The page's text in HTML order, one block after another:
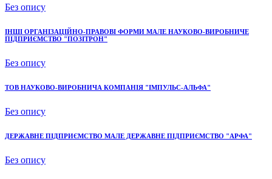
Без опису
ІНШІ ОРГАНІЗАЦІЙНО-ПРАВОВІ ФОРМИ МАЛЕ НАУКОВО-ВИРОБНИЧЕ
ПІДПРИЄМСТВО "ПОЗІТРОН"
Без опису
ТОВ НАУКОВО-ВИРОБНИЧА КОМПАНІЯ "ІМПУЛЬС-АЛЬФА"
Без опису
ДЕРЖАВНЕ ПІДПРИЄМСТВО МАЛЕ ДЕРЖАВНЕ ПІДПРИЄМСТВО "АРФА"
Без опису